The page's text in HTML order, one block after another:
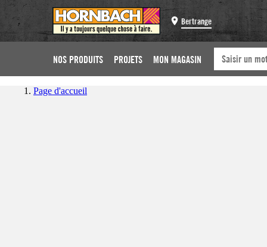
Bertrange
NOS PRODUITS PROJETS MON MAGASIN
Page d'accueil